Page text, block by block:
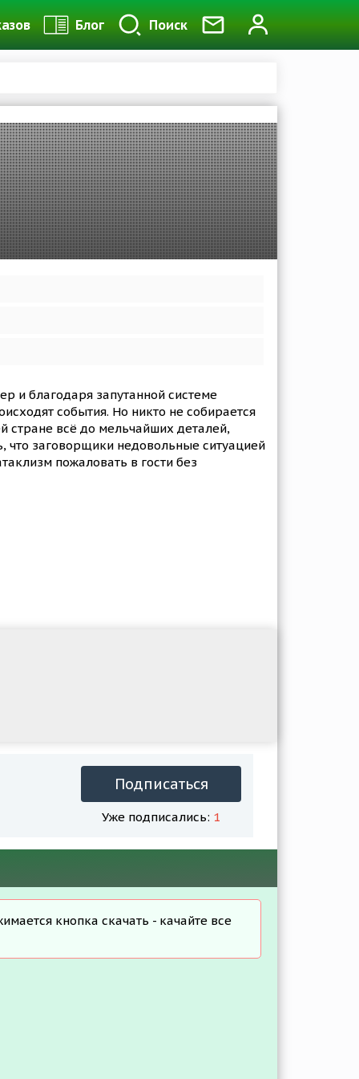
Блог Поиск
и благодаря запутанной системе
события. Но никто не собирается
стране всё до мельчайших деталей,
что заговорщики недовольные ситуацией
пожаловать в гости без
Подписаться
Уже подписались: 1
кнопка скачать - качайте все